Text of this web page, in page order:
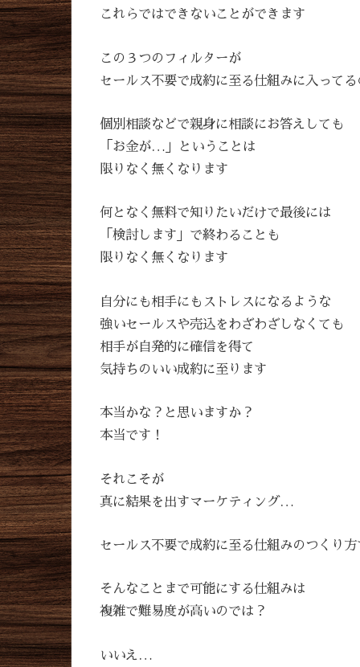
これらではできないことができます
この３つのフィルターが
セールス不要で成約に至る仕組みに入って
個別相談などで親身に相談にお答えしても
「お金が…」ということは
限りなく無くなります
何となく無料で知りたいだけで最後には
「検討します」で終わることも
限りなく無くなります
自分にも相手にもストレスになるような
強いセールスや売込をわざわざしなくても
相手が自発的に確信を得て
気持ちのいい成約に至ります
本当かな？と思いますか？
本当です！
それこそが
真に結果を出すマーケティング…
セールス不要で成約に至る仕組みのつくり方
そんなことまで可能にする仕組みは
複雑で難易度が高いのでは？
いいえ…